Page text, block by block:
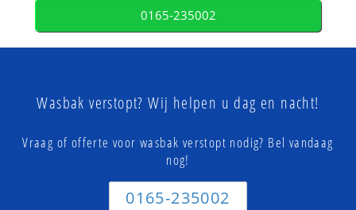
0165-235002
Wasbak verstopt? Wij helpen u dag en nacht!
Vraag of offerte voor wasbak verstopt nodig? Bel vandaag
nog!
0165-235002